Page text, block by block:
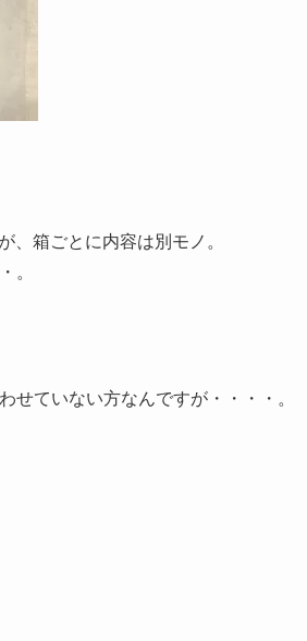
箱ごとに内容は別モノ。
。
ていない方なんですが・・・・。